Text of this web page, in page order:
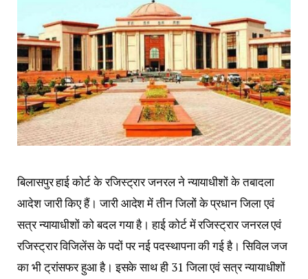
बिलासपुर हाई कोर्ट के रजिस्ट्रार जनरल ने न्यायाधीशों के तबादला
आदेश जारी किए हैं। जारी आदेश में तीन जिलों के प्रधान जिला एवं
सत्र न्यायाधीशों को बदल गया है। हाई कोर्ट में रजिस्ट्रार जनरल एवं
रजिस्ट्रार विजिलेंस के पदों पर नई पदस्थापना की गई है। सिविल जज
का भी ट्रांसफर हुआ है। इसके साथ ही 31 जिला एवं सत्र न्यायाधीशों